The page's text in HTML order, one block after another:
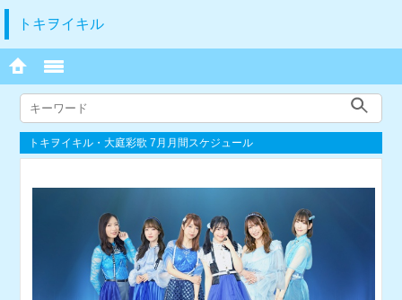
トキヲイキル
トキヲイキル・大庭彩歌 7月月間スケジュール